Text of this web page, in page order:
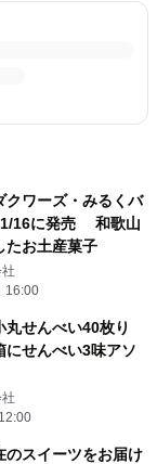
クワーズ・みるくバ
16に発売 和歌山
たお土産菓子
16:00
せんべい40枚り
にせんべい3味アソ
のスイーツをお届け